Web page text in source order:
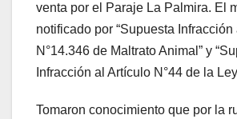
venta por el Paraje La Palmira. El
notificado por “Supuesta Infracción
N°14.346 de Maltrato Animal” y
Infracción al Artículo N°44 de la
Tomaron conocimiento que por la